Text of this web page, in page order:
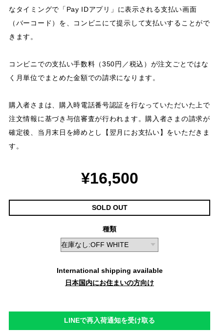
なタイミングで「Pay IDアプリ」に表示される支払い画面
（バーコード）を、コンビニにて提示して支払いすることがで
きます。
コンビニでの支払い手数料（350円／税込）が注文ごとではな
く月単位でまとめた金額での請求になります。
購入者さまは、購入時電話番号認証を行なっていただいた上で
注文情報に基づき与信審査が行われます。購入者さまの請求が
確定後、当月末日を締めとし【翌月にお支払い】をいただきま
す。
¥16,500
SOLD OUT
種類
International shipping available
日本国内にお住まいの方向け
LINEで再入荷通知を受け取る